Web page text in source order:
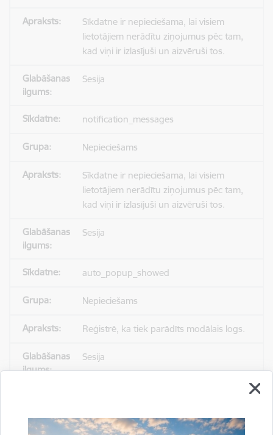
Sīkdatne ir nepieciešama, lai visiem
lietotājiem nerādītu ziņojumus pēc tam,
kad viņi ir izlasījuši un aizvēruši tos.
Sesija
notification_messages
Nepieciešams
Sīkdatne ir nepieciešama, lai visiem
lietotājiem nerādītu ziņojumus pēc tam,
kad viņi ir izlasījuši un aizvēruši tos.
Sesija
auto_popup_showed
Nepieciešams
Reģistrē, ka tiek parādīts modālais logs.
Sesija
Statistikas sīkdatnes (nepieciešamas, lai